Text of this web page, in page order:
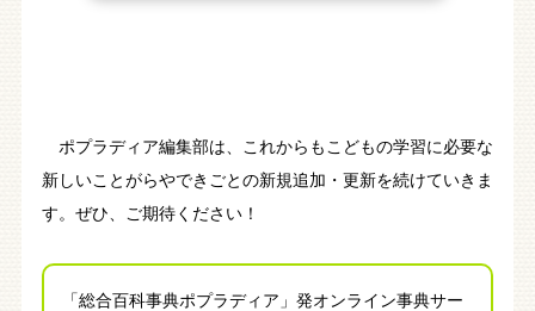
ポプラディア編集部は、これからもこどもの学習に必要な
新しいことがらやできごとの新規追加・更新を続けていきま
す。ぜひ、ご期待ください！
「総合百科事典ポプラディア」発オンライン事典サー